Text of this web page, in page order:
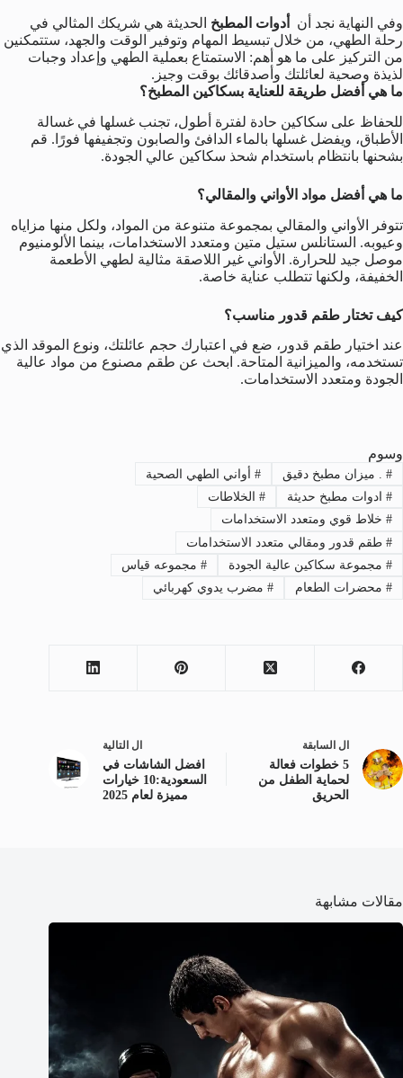
وفي النهاية نجد أن أدوات المطبخ الحديثة هي شريكك المثالي في
رحلة الطهي، من خلال تبسيط المهام وتوفير الوقت والجهد، ستتمكنين
من التركيز على ما هو أهم: الاستمتاع بعملية الطهي وإعداد وجبات
لذيذة وصحية لعائلتك وأصدقائك بوقت وجيز.
ما هي أفضل طريقة للعناية بسكاكين المطبخ؟
للحفاظ على سكاكين حادة لفترة أطول، تجنب غسلها في غسالة
الأطباق، ويفضل غسلها بالماء الدافئ والصابون وتجفيفها فورًا. قم
بشحنها بانتظام باستخدام شحذ سكاكين عالي الجودة.
ما هي أفضل مواد الأواني والمقالي؟
تتوفر الأواني والمقالي بمجموعة متنوعة من المواد، ولكل منها مزاياه
وعيوبه. الستانلس ستيل متين ومتعدد الاستخدامات، بينما الألومنيوم
موصل جيد للحرارة. الأواني غير اللاصقة مثالية لطهي الأطعمة
الخفيفة، ولكنها تتطلب عناية خاصة.
كيف تختار طقم قدور مناسب؟
عند اختيار طقم قدور، ضع في اعتبارك حجم عائلتك، ونوع الموقد الذي
تستخدمه، والميزانية المتاحة. ابحث عن طقم مصنوع من مواد عالية
الجودة ومتعدد الاستخدامات.
وسوم
#. ميزان مطبخ دقيق #أواني الطهي الصحية
#ادوات مطبخ حديثة #الخلاطات
#خلاط قوي ومتعدد الاستخدامات
#طقم قدور ومقالي متعدد الاستخدامات
#مجموعة سكاكين عالية الجودة #مجموعه قياس
#محضرات الطعام #مضرب يدوي كهربائي
ال السابقة
5 خطوات فعالة
لحماية الطفل من
الحريق
ال التالية
افضل الشاشات في
السعودية:10 خيارات
مميزة لعام 2025
مقالات مشابهة